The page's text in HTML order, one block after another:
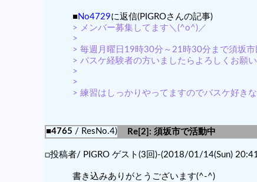
■No4729に返信(PIGROさんの記事)
> メンバー募集してます＼(^o^)／
>
> 毎週月曜日19時30分～21時30分まで須坂市
> バスケ経験者の方いましたらよろしくお願
>
>
> 練習はしっかりやってますのでバスケ好
■4765 / ResNo.4)
Re[2]: 須坂市で活動中
□投稿者/ PIGRO ゲスト(3回)-(2018/01/14(Sun)
書き込みありがとうございます(^-^)